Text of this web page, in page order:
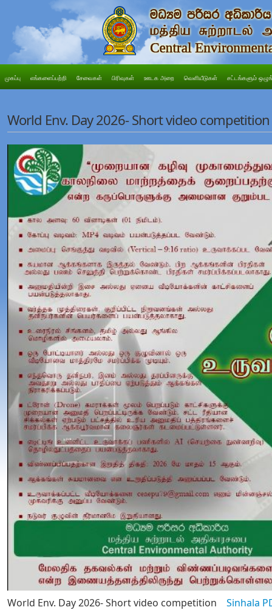
முகப்பு எங்களைப்பற்றி சேவைகள் பிரிவுகள் ஊடக அறை வெளியீடுகள் சட்டங்களும்
World Env. Day 2026- Short video competition
World Env. Day 2026- Short video competition Sinhala